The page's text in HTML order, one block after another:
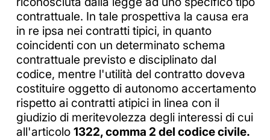
contrattuale. In tale prospettiva la causa era
in re ipsa nei contratti tipici, in quanto
coincidenti con un determinato schema
contrattuale previsto e disciplinato dal
codice, mentre l'utilità del contratto doveva
costituire oggetto di autonomo accertamento
rispetto ai contratti atipici in linea con il
giudizio di meritevolezza degli interessi di cui
all'articolo 1322, comma 2 del codice civile.